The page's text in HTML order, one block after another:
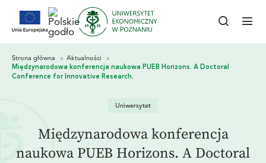
Uniwersytet
Międzynarodowa konferencja
naukowa PUEB Horizons. A Doctoral